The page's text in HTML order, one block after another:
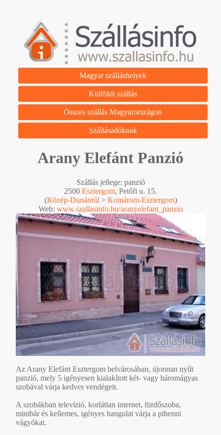
Magyar szálláshelyek
Külföldi szállás
Összes szállás Magyarországon
Szállásadóknak
Arany Elefánt Panzió
Szállás jellege: panzió
2500 Esztergom, Petőfi u. 15.
(Közép-Dunántúl > Komárom-Esztergom)
Web: www.szallasinfo.hu/aranyelefant_panzio
Az Arany Elefánt Esztergom belvárosában, újonnan nyílt
panzió, mely 5 igényesen kialakított két- vagy háromágyas
szobával várja kedves vendégeit.
A szobákban televízió, korlátlan internet, fürdőszoba,
minibár és kellemes, igényes hangulat várja a pihenni
vágyókat.